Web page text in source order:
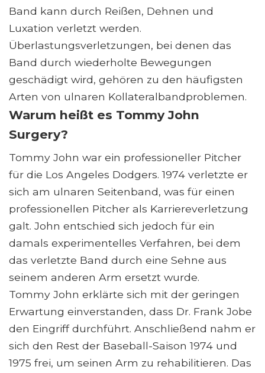
Band kann durch Reißen, Dehnen und
Luxation verletzt werden.
Überlastungsverletzungen, bei denen das
Band durch wiederholte Bewegungen
geschädigt wird, gehören zu den häufigsten
Arten von ulnaren Kollateralbandproblemen.
Warum heißt es Tommy John
Surgery?
Tommy John war ein professioneller Pitcher
für die Los Angeles Dodgers. 1974 verletzte er
sich am ulnaren Seitenband, was für einen
professionellen Pitcher als Karriereverletzung
galt. John entschied sich jedoch für ein
damals experimentelles Verfahren, bei dem
das verletzte Band durch eine Sehne aus
seinem anderen Arm ersetzt wurde.
Tommy John erklärte sich mit der geringen
Erwartung einverstanden, dass Dr. Frank Jobe
den Eingriff durchführt. Anschließend nahm er
sich den Rest der Baseball-Saison 1974 und
1975 frei, um seinen Arm zu rehabilitieren. Das